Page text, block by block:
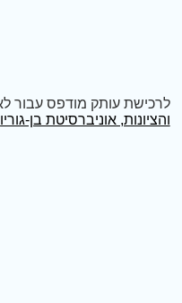
לרכישת עותק מודפס עבור
והציונות, אוניברסיטת בן-